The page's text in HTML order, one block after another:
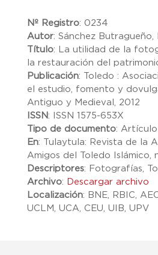
Nº Registro: 0234
Autor: Sánchez Butragueño,
Título: La utilidad de la
la restauración del
Publicación:
Toledo :
el estudio, fomento y
Antiguo y Medieval, 2012
ISSN:
ISSN 1575-653X
Tipo de documento: Artículo
En:
Tulaytula: Revista de la
Amigos del Toledo Islámico,
Descriptores: Fotografías,
Archivo: Descargar archivo
Localización: BNE, RBIC,
UCLM, UCA, CEU, UIB, UPV